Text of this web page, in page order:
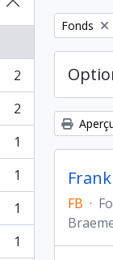
2
2
1
1
1
1
Remove
Fonds
FB ·